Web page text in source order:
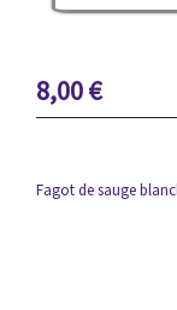
8,00€
Fagot de sauge